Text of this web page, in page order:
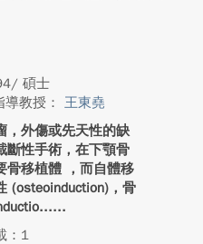
碩士
導教授： 王東堯
，外傷或先天性的缺
斷性手術，在下顎骨
骨移植體 ，而自體移
(osteoinduction)，骨
：1